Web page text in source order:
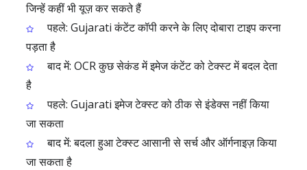
जिन्हें कहीं भी यूज़ कर सकते हैं
पहले: Gujarati कंटेंट कॉपी करने के लिए दोबारा टाइप करना
पड़ता है
बाद में: OCR कुछ सेकंड में इमेज कंटेंट को टेक्स्ट में बदल देता
है
पहले: Gujarati इमेज टेक्स्ट को ठीक से इंडेक्स नहीं किया
जा सकता
बाद में: बदला हुआ टेक्स्ट आसानी से सर्च और ऑर्गनाइज़ किया
जा सकता है